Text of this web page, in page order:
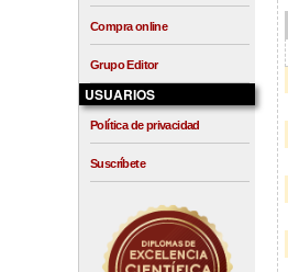
Compra online
Grupo Editor
USUARIOS
Política de privacidad
Suscríbete